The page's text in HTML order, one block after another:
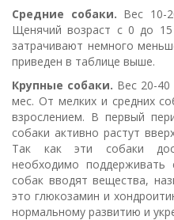
Средние собаки. Вес 10-
Щенячий возраст с 0 до 15
затрачивают немного
приведен в таблице выше.
Крупные собаки. Вес 20-
мес. От мелких и средних
взрослением. В первый
собаки активно растут
Так как эти собаки
необходимо
собак вводят вещества,
это глюкозамин и
нормальному развитию и